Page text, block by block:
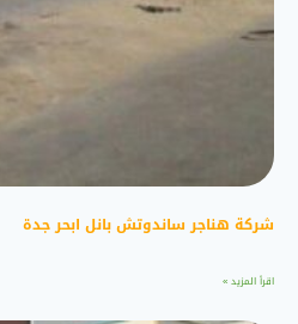
شركة هناجر ساندوتش بانل ابحر جدة
اقرأ المزيد »